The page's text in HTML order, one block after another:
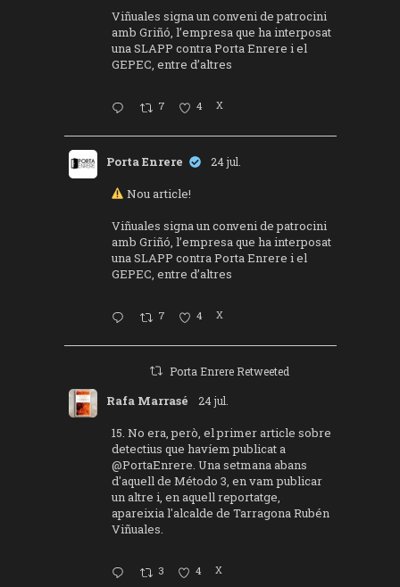
Viñuales signa un conveni de patrocini
amb Griñó, l’empresa que ha interposat
una SLAPP contra Porta Enrere i el
GEPEC, entre d’altres
7 4 X
Porta Enrere 24 jul.
Nou article!
Viñuales signa un conveni de patrocini
amb Griñó, l’empresa que ha interposat
una SLAPP contra Porta Enrere i el
GEPEC, entre d’altres
7 4 X
Porta Enrere Retweeted
Rafa Marrasé 24 jul.
15. No era, però, el primer article sobre
detectius que havíem publicat a
@PortaEnrere. Una setmana abans
d'aquell de Método 3, en vam publicar
un altre i, en aquell reportatge,
apareixia l'alcalde de Tarragona Rubén
Viñuales.
3 4 X